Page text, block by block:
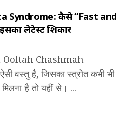
Syndrome: कैसे “Fast and
लेटेस्ट शिकार
Chashmah
वस्तु है, जिसका स्त्रोत कभी भी
है तो यहीं से। ...